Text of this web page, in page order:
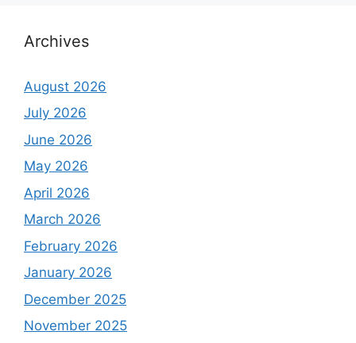
Archives
August 2026
July 2026
June 2026
May 2026
April 2026
March 2026
February 2026
January 2026
December 2025
November 2025